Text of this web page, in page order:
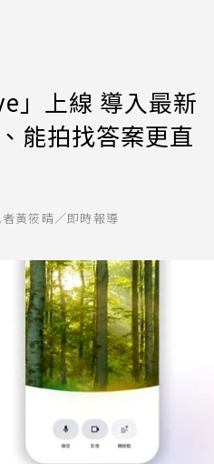
」上線 導入最新
能拍找答案更直
黃筱晴／即時報導